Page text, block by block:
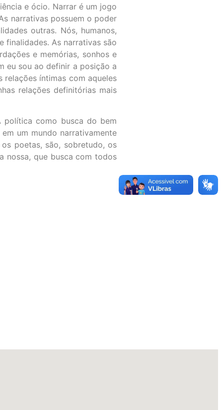
e ócio. Narrar é um jogo
narrativas possuem o poder
outras. Nós, humanos,
finalidades. As narrativas são
e memórias, sonhos e
eu sou ao definir a posição a
íntimas com aqueles
relações definitórias mais
política como busca do bem
um mundo narrativamente
poetas, são, sobretudo, os
nossa, que busca com todos